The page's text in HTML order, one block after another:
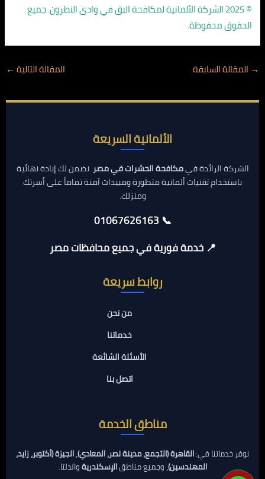
© 2025 الشركة الألمانية لمكافحة البق في وادى النطرون. جميع
الحقوق محفوظة.
→ المقالة السابقة المقالة التالية ←
الألمانية السريعة
الشركة الرائدة فيمكافحة الحشرات في مصر. نضمن لك إبادة نهائية
باستخدام تقنيات ألمانية متطورة ومبيدات آمنة تماماً على أسرتك
ومنزلك.
📞 01067626163
📍 خدمة فورية في جميع محافظات مصر
روابط سريعة
من نحن
خدماتنا
الأسئلة الشائعة
اتصل بنا
مناطق الخدمة
نوفر خدماتنا في:القاهرة (التجمع، مدينة نصر، المعادي)،الجيزة (أكتوبر، زايد،
المهندسين)، وجميع مناطقالإسكندريةوالدلتا.